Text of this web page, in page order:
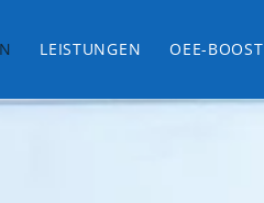
LEISTUNGEN OEE-BOOST